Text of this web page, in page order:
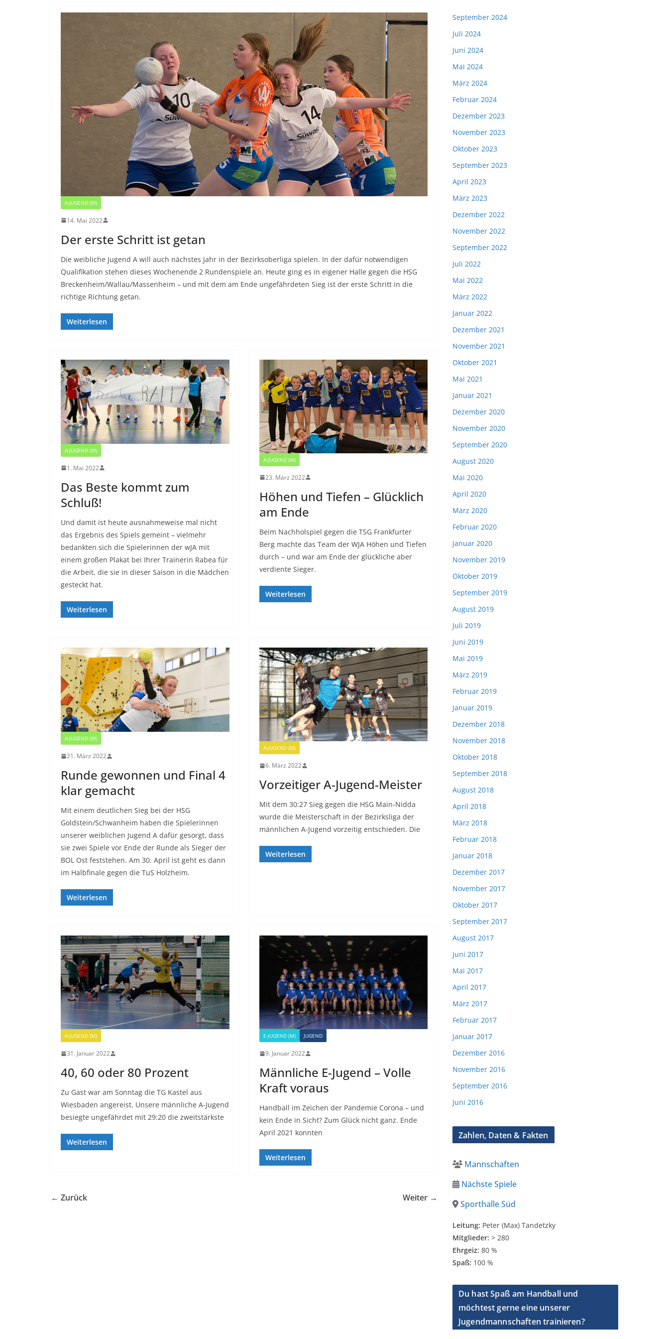
A-JUGEND (W)
14. Mai 2022
Der erste Schritt ist getan
Die weibliche Jugend A will auch nächstes Jahr in der Bezirksoberliga spielen. In der dafür notwendigen
Qualifikation stehen dieses Wochenende 2 Rundenspiele an. Heute ging es in eigener Halle gegen die HSG
Breckenheim/Wallau/Massenheim – und mit dem am Ende ungefährdeten Sieg ist der erste Schritt in die
richtige Richtung getan.
Weiterlesen
A-JUGEND (W)
1. Mai 2022
Das Beste kommt zum
Schluß!
Und damit ist heute ausnahmeweise mal nicht
das Ergebnis des Spiels gemeint – vielmehr
bedankten sich die Spielerinnen der wJA mit
einem großen Plakat bei Ihrer Trainerin Rabea für
die Arbeit, die sie in dieser Saison in die Mädchen
gesteckt hat.
Weiterlesen
A-JUGEND (W)
23. März 2022
Höhen und Tiefen – Glücklich
am Ende
Beim Nachholspiel gegen die TSG Frankfurter
Berg machte das Team der WJA Höhen und Tiefen
durch – und war am Ende der glückliche aber
verdiente Sieger.
Weiterlesen
A-JUGEND (W)
21. März 2022
Runde gewonnen und Final 4
klar gemacht
Mit einem deutlichen Sieg bei der HSG
Goldstein/Schwanheim haben die Spielerinnen
unserer weiblichen Jugend A dafür gesorgt, dass
sie zwei Spiele vor Ende der Runde als Sieger der
BOL Ost feststehen. Am 30. April ist geht es dann
im Halbfinale gegen die TuS Holzheim.
Weiterlesen
A-JUGEND (M)
6. März 2022
Vorzeitiger A-Jugend-Meister
Mit dem 30:27 Sieg gegen die HSG Main-Nidda
wurde die Meisterschaft in der Bezirksliga der
männlichen A-Jugend vorzeitig entschieden. Die
Weiterlesen
A-JUGEND (M)
31. Januar 2022
40, 60 oder 80 Prozent
Zu Gast war am Sonntag die TG Kastel aus
Wiesbaden angereist. Unsere männliche A-Jugend
besiegte ungefährdet mit 29:20 die zweitstärkste
Weiterlesen
E-JUGEND (M) JUGEND
9. Januar 2022
Männliche E-Jugend – Volle
Kraft voraus
Handball im Zeichen der Pandemie Corona – und
kein Ende in Sicht? Zum Glück nicht ganz. Ende
April 2021 konnten
Weiterlesen
← Zurück Weiter →
September 2024
Juli 2024
Juni 2024
Mai 2024
März 2024
Februar 2024
Dezember 2023
November 2023
Oktober 2023
September 2023
April 2023
März 2023
Dezember 2022
November 2022
September 2022
Juli 2022
Mai 2022
März 2022
Januar 2022
Dezember 2021
November 2021
Oktober 2021
Mai 2021
Januar 2021
Dezember 2020
November 2020
September 2020
August 2020
Mai 2020
April 2020
März 2020
Februar 2020
Januar 2020
November 2019
Oktober 2019
September 2019
August 2019
Juli 2019
Juni 2019
Mai 2019
März 2019
Februar 2019
Januar 2019
Dezember 2018
November 2018
Oktober 2018
September 2018
August 2018
April 2018
März 2018
Februar 2018
Januar 2018
Dezember 2017
November 2017
Oktober 2017
September 2017
August 2017
Juni 2017
Mai 2017
April 2017
März 2017
Februar 2017
Januar 2017
Dezember 2016
November 2016
September 2016
Juni 2016
Zahlen, Daten & Fakten
Mannschaften
Nächste Spiele
Sporthalle Süd
Leitung: Peter (Max) Tandetzky
Mitglieder: > 280
Ehrgeiz: 80 %
Spaß: 100 %
Du hast Spaß am Handball und
möchtest gerne eine unserer
Jugendmannschaften trainieren?